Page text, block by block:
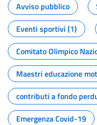
Avviso pubblico
Eventi sportivi (1)
Comitato Olimpico
Maestri educazione
contributi a fondo
Emergenza Covid-19